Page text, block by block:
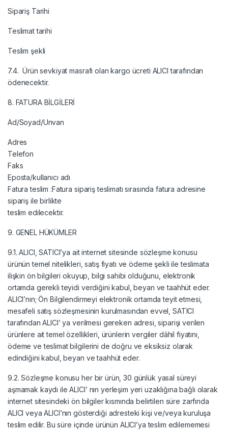
Sipariş Tarihi
Teslimat tarihi
Teslim şekli
7.4. Ürün sevkiyat masrafı olan kargo ücreti ALICI tarafından
ödenecektir.
8. FATURA BİLGİLERİ
Ad/Soyad/Unvan
Adres
Telefon
Faks
Eposta/kullanıcı adı
Fatura teslim :Fatura sipariş teslimatı sırasında fatura adresine
sipariş ile birlikte
teslim edilecektir.
9. GENEL HÜKÜMLER
9.1. ALICI, SATICI’ya ait internet sitesinde sözleşme konusu
ürünün temel nitelikleri, satış fiyatı ve ödeme şekli ile teslimata
ilişkin ön bilgileri okuyup, bilgi sahibi olduğunu, elektronik
ortamda gerekli teyidi verdiğini kabul, beyan ve taahhüt eder.
ALICI’nın; Ön Bilgilendirmeyi elektronik ortamda teyit etmesi,
mesafeli satış sözleşmesinin kurulmasından evvel, SATICI
tarafından ALICI’ ya verilmesi gereken adresi, siparişi verilen
ürünlere ait temel özellikleri, ürünlerin vergiler dâhil fiyatını,
ödeme ve teslimat bilgilerini de doğru ve eksiksiz olarak
edindiğini kabul, beyan ve taahhüt eder.
9.2. Sözleşme konusu her bir ürün, 30 günlük yasal süreyi
aşmamak kaydı ile ALICI’ nın yerleşim yeri uzaklığına bağlı olarak
internet sitesindeki ön bilgiler kısmında belirtilen süre zarfında
ALICI veya ALICI’nın gösterdiği adresteki kişi ve/veya kuruluşa
teslim edilir. Bu süre içinde ürünün ALICI’ya teslim edilememesi